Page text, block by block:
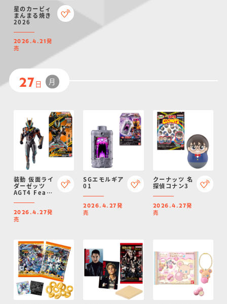
星のカービィ
まんまる焼き
2026
2026.4.21発
売
27 日 月
装動 仮面ライ
ダーゼッツ
AGT4 Feat.
ダーガヴ
2026.4.27発
売
SGエモルギア
01
2026.4.27発
売
クーナッツ 名
探偵コナン3
2026.4.27発
売